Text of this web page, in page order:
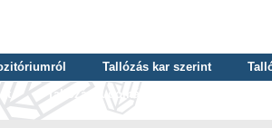
Tallózás kar szerint
Tallózás tudományterület szerint